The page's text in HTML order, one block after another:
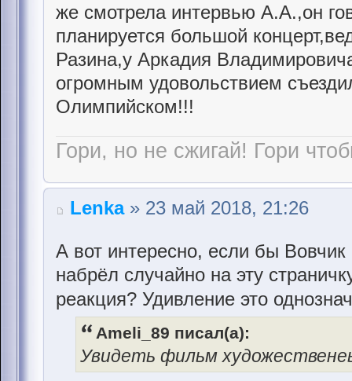
же смотрела интервью А.А.,он
планируется большой
Разина,у Аркадия
огромным удовольствием
Олимпийском!!!
Гори, но не сжигай! Гори
Lenka» 23 май 2018, 21:26
А вот интересно, если бы Вовчик
набрёл случайно на эту
реакция? Удивление это
Ameli_89 писал(а):
Увидеть фильм